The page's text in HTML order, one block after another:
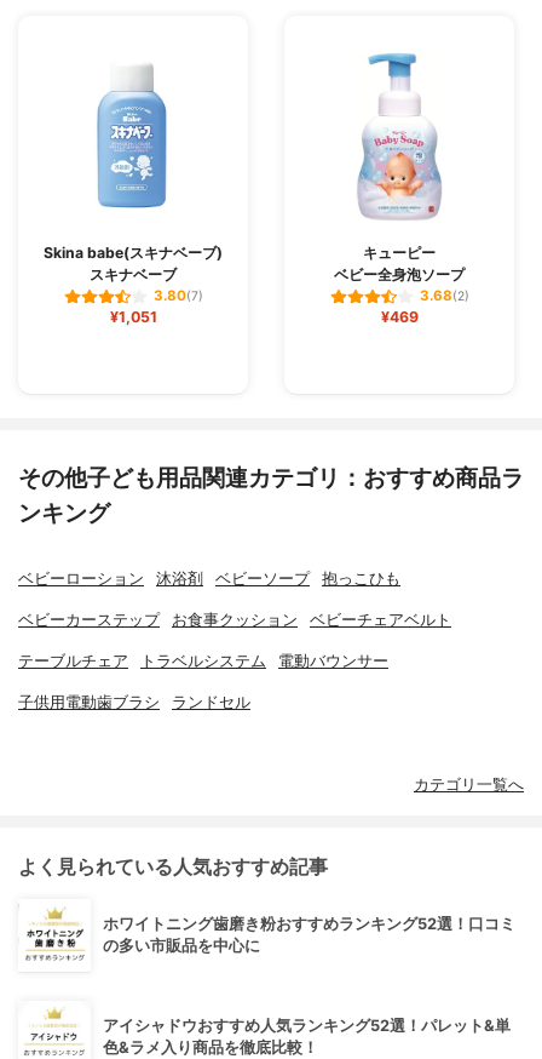
Skina babe(スキナベーブ)
スキナベーブ
3.80(7)
¥1,051
キューピー
ベビー全身泡ソープ
3.68(2)
¥469
その他子ども用品関連カテゴリ：おすすめ商品ラ
ンキング
ベビーローション 沐浴剤 ベビーソープ 抱っこひも
ベビーカーステップ お食事クッション ベビーチェアベルト
テーブルチェア トラベルシステム 電動バウンサー
子供用電動歯ブラシ ランドセル
カテゴリ一覧へ
よく見られている人気おすすめ記事
ホワイトニング歯磨き粉おすすめランキング52選！口コミ
の多い市販品を中心に
アイシャドウおすすめ人気ランキング52選！パレット&単
色&ラメ入り商品を徹底比較！